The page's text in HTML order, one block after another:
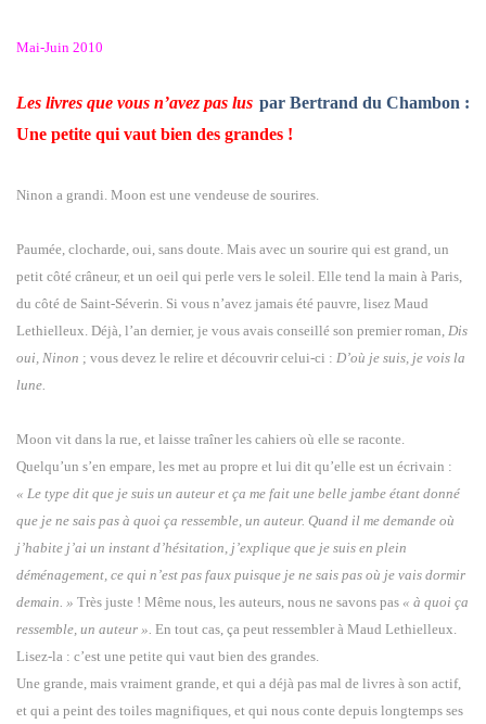
Mai-Juin 2010
Les livres que vous n’avez pas lus par Bertrand du Chambon :
Une petite qui vaut bien des grandes !
Ninon a grandi. Moon est une vendeuse de sourires.
Paumée, clocharde, oui, sans doute. Mais avec un sourire qui est grand, un
petit côté crâneur, et un oeil qui perle vers le soleil. Elle tend la main à Paris,
du côté de Saint-Séverin. Si vous n’avez jamais été pauvre, lisez Maud
Lethielleux. Déjà, l’an dernier, je vous avais conseillé son premier roman, Dis
oui, Ninon ; vous devez le relire et découvrir celui-ci : D’où je suis, je vois la
lune.
Moon vit dans la rue, et laisse traîner les cahiers où elle se raconte.
Quelqu’un s’en empare, les met au propre et lui dit qu’elle est un écrivain :
« Le type dit que je suis un auteur et ça me fait une belle jambe étant donné
que je ne sais pas à quoi ça ressemble, un auteur. Quand il me demande où
j’habite j’ai un instant d’hésitation, j’explique que je suis en plein
déménagement, ce qui n’est pas faux puisque je ne sais pas où je vais dormir
demain. » Très juste ! Même nous, les auteurs, nous ne savons pas « à quoi ça
ressemble, un auteur ». En tout cas, ça peut ressembler à Maud Lethielleux.
Lisez-la : c’est une petite qui vaut bien des grandes.
Une grande, mais vraiment grande, et qui a déjà pas mal de livres à son actif,
et qui a peint des toiles magnifiques, et qui nous conte depuis longtemps ses